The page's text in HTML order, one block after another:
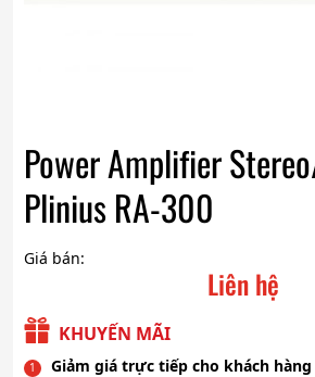
Power Amplifier
Plinius RA-300
Giá bán:
Liên hệ
KHUYẾN MÃI
Giảm giá trực tiếp cho khách